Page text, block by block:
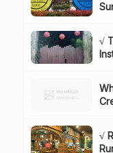
√
√